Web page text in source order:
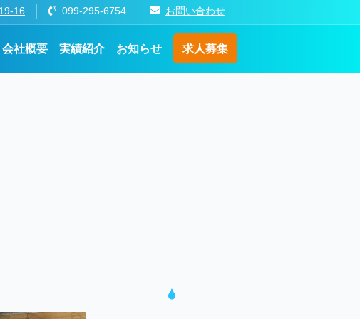
16 099-295-6754 お問い合わせ
会社概要 実績紹介 お知らせ 求人募集